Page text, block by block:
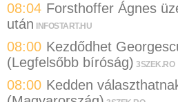
08:04 Forsthoffer Ágnes
után
INFOSTART.HU
08:00 Kezdődhet
(Legfelsőbb bíróság) 3SZEK.RO
08:00 Kedden